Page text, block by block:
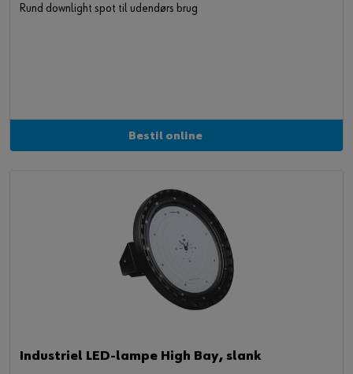
Rund downlight spot til udendørs brug
Bestil online
Industriel LED-lampe High Bay, slank